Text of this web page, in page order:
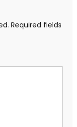
Required fields